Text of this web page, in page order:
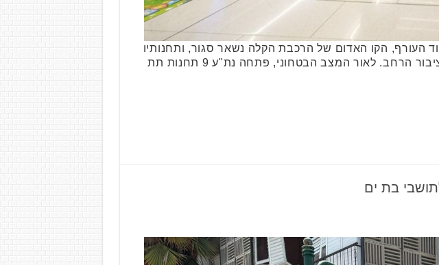
הקו האדום של הרכבת הקלה נשאר סגור, ותחנותיו
התת-קרקעיות ברחבי גוש דן משמשות כעת כמחסות ומרחבים מוגנים לציבור הרחב. לאור המצב הבטחוני, פתחה נת"ע 9 תחנות תת
בת ים